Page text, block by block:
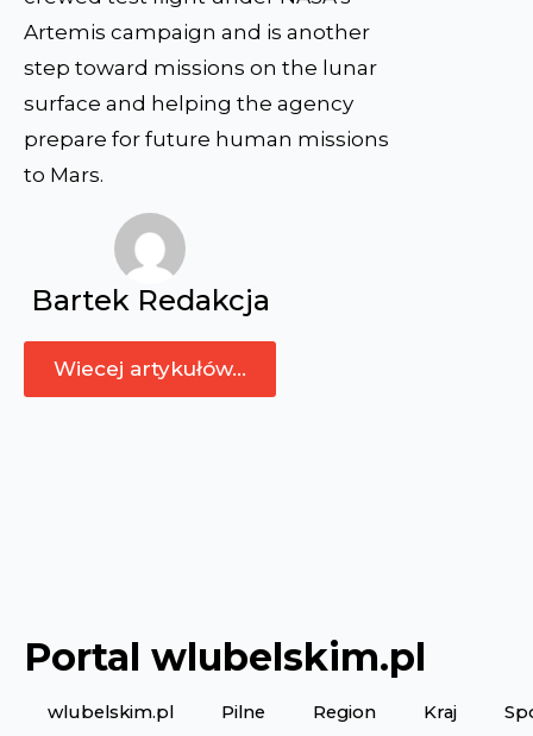
Artemis campaign and is another
step toward missions on the lunar
surface and helping the agency
prepare for future human missions
to Mars.
Bartek Redakcja
Wiecej artykułów...
Portal wlubelskim.pl
wlubelskim.pl Pilne Region Kraj